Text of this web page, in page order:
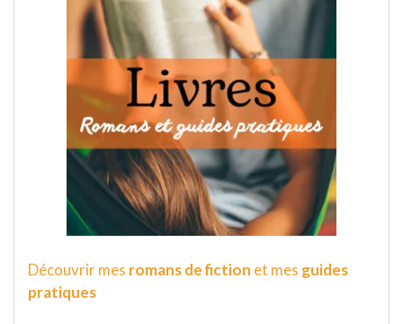
Découvrir mes romans de fiction et mes guides
pratiques